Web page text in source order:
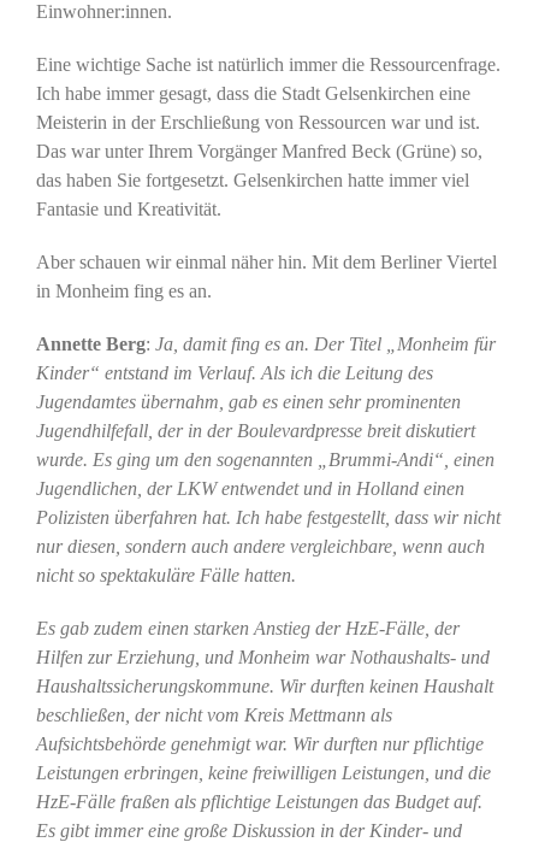
Einwohner:innen.
Eine wichtige Sache ist natürlich immer die Ressourcenfrage.
Ich habe immer gesagt, dass die Stadt Gelsenkirchen eine
Meisterin in der Erschließung von Ressourcen war und ist.
Das war unter Ihrem Vorgänger Manfred Beck (Grüne) so,
das haben Sie fortgesetzt. Gelsenkirchen hatte immer viel
Fantasie und Kreativität.
Aber schauen wir einmal näher hin. Mit dem Berliner Viertel
in Monheim fing es an.
Annette Berg: Ja, damit fing es an. Der Titel „Monheim für
Kinder“ entstand im Verlauf. Als ich die Leitung des
Jugendamtes übernahm, gab es einen sehr prominenten
Jugendhilfefall, der in der Boulevardpresse breit diskutiert
wurde. Es ging um den sogenannten „Brummi-Andi“, einen
Jugendlichen, der LKW entwendet und in Holland einen
Polizisten überfahren hat. Ich habe festgestellt, dass wir nicht
nur diesen, sondern auch andere vergleichbare, wenn auch
nicht so spektakuläre Fälle hatten.
Es gab zudem einen starken Anstieg der HzE-Fälle, der
Hilfen zur Erziehung, und Monheim war Nothaushalts- und
Haushaltssicherungskommune. Wir durften keinen Haushalt
beschließen, der nicht vom Kreis Mettmann als
Aufsichtsbehörde genehmigt war. Wir durften nur pflichtige
Leistungen erbringen, keine freiwilligen Leistungen, und die
HzE-Fälle fraßen als pflichtige Leistungen das Budget auf.
Es gibt immer eine große Diskussion in der Kinder- und